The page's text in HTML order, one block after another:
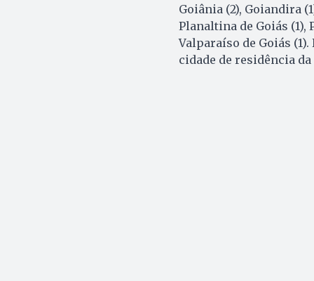
Goiânia (2), Goiandira
Planaltina de Goiás (1),
Valparaíso de Goiás
cidade de residência da